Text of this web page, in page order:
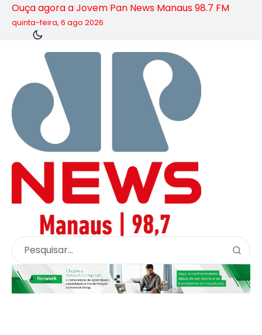
Ouça agora a Jovem Pan News Manaus 98.7 FM
quinta-feira, 6 ago 2026